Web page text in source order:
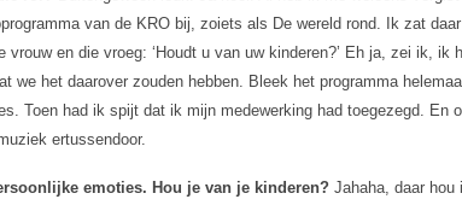
van de KRO bij, zoiets als De wereld rond. Ik zat
vrouw en die vroeg: ‘Houdt u van uw kinderen?’ Eh ja, zei ik, ik
we het daarover zouden hebben. Bleek het programma
Toen had ik spijt dat ik mijn medewerking had toegezegd. En
ertussendoor.
emoties. Hou je van je kinderen? Jahaha, daar